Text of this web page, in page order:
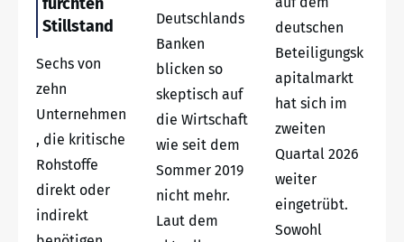
Stillstand
Sechs von
zehn
Unternehmen
, die kritische
Rohstoffe
direkt oder
indirekt
Deutschlands
Banken
blicken so
skeptisch auf
die Wirtschaft
wie seit dem
Sommer 2019
nicht mehr.
Laut dem
deutschen
Beteiligungsk
apitalmarkt
hat sich im
zweiten
Quartal 2026
weiter
eingetrübt.
Sowohl